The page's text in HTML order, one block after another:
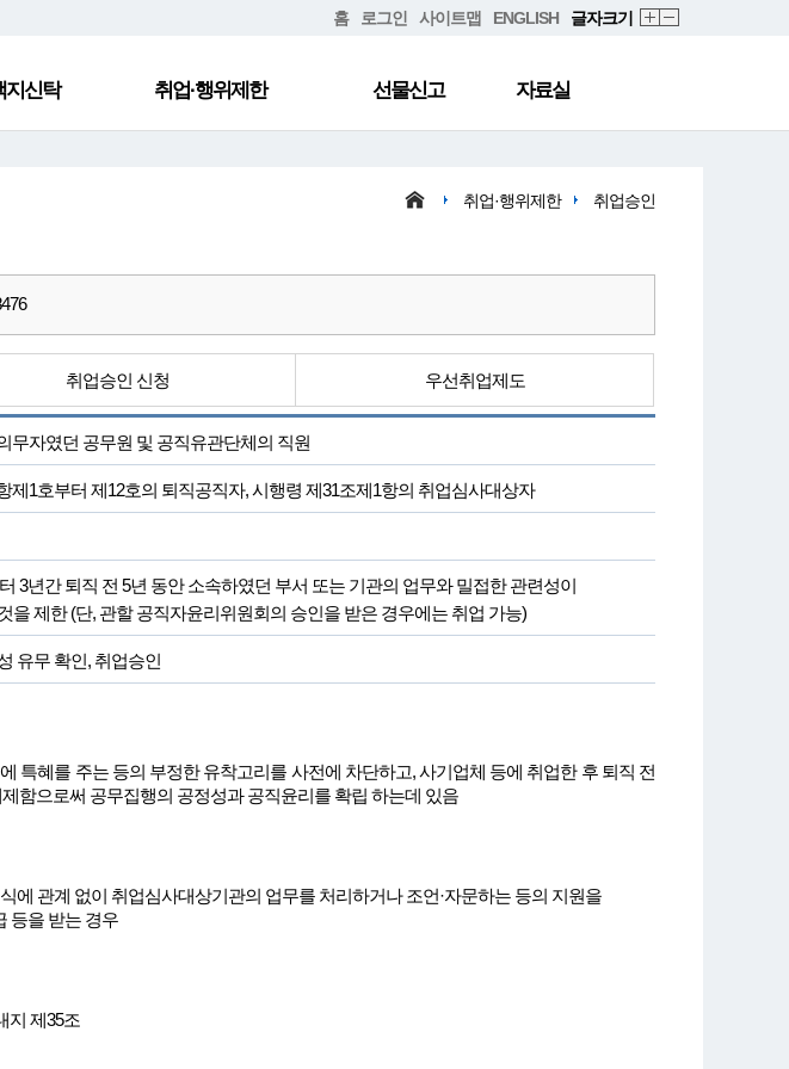
홈 로그인 사이트맵 ENGLISH 글자크기
지신탁 취업·행위제한 선물신고 자료실
취업·행위제한 취업승인
취업승인 신청 우선취업제도
무자였던 공무원 및 공직유관단체의 직원
제1호부터 제12호의 퇴직공직자, 시행령 제31조제1항의 취업심사대상자
3년간 퇴직 전 5년 동안 소속하였던 부서 또는 기관의 업무와 밀접한 관련성이
을 제한 (단, 관할 공직자윤리위원회의 승인을 받은 경우에는 취업 가능)
유무 확인, 취업승인
특혜를 주는 등의 부정한 유착고리를 사전에 차단하고, 사기업체 등에 취업한 후 퇴직 전
함으로써 공무집행의 공정성과 공직윤리를 확립 하는데 있음
에 관계 없이 취업심사대상기관의 업무를 처리하거나 조언·자문하는 등의 지원을
등을 받는 경우
지 제35조